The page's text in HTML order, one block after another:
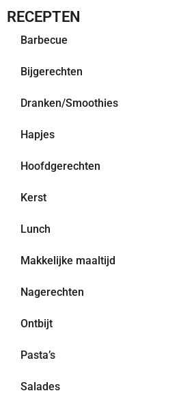
RECEPTEN
Barbecue
Bijgerechten
Dranken/Smoothies
Hapjes
Hoofdgerechten
Kerst
Lunch
Makkelijke maaltijd
Nagerechten
Ontbijt
Pasta’s
Salades